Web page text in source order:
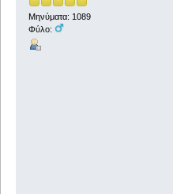
Μηνύματα: 1089
Φύλο: